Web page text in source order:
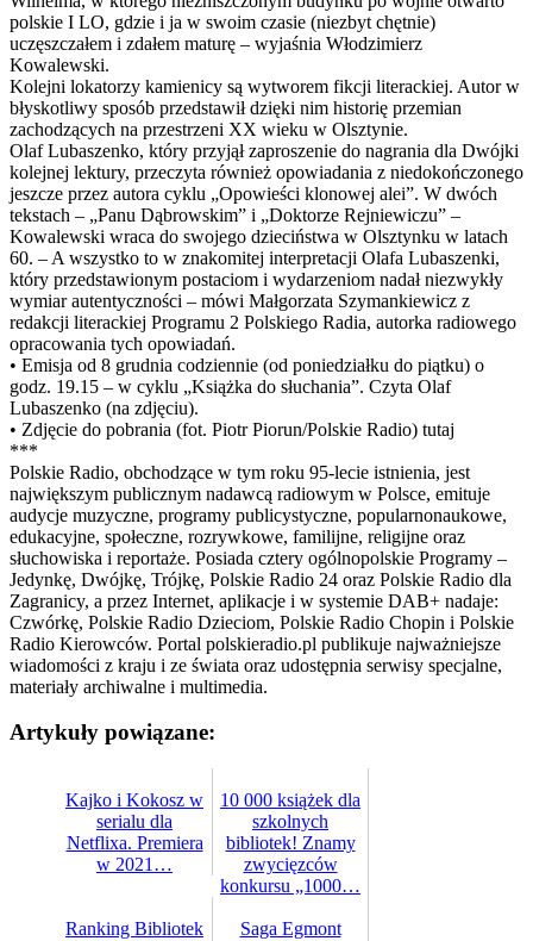
polskie I LO, gdzie i ja w swoim czasie (niezbyt chętnie)
uczęszczałem i zdałem maturę – wyjaśnia Włodzimierz
Kowalewski.
Kolejni lokatorzy kamienicy są wytworem fikcji literackiej. Autor w
błyskotliwy sposób przedstawił dzięki nim historię przemian
zachodzących na przestrzeni XX wieku w Olsztynie.
Olaf Lubaszenko, który przyjął zaproszenie do nagrania dla Dwójki
kolejnej lektury, przeczyta również opowiadania z niedokończonego
jeszcze przez autora cyklu „Opowieści klonowej alei”. W dwóch
tekstach – „Panu Dąbrowskim” i „Doktorze Rejniewiczu” –
Kowalewski wraca do swojego dzieciństwa w Olsztynku w latach
60. – A wszystko to w znakomitej interpretacji Olafa Lubaszenki,
który przedstawionym postaciom i wydarzeniom nadał niezwykły
wymiar autentyczności – mówi Małgorzata Szymankiewicz z
redakcji literackiej Programu 2 Polskiego Radia, autorka radiowego
opracowania tych opowiadań.
• Emisja od 8 grudnia codziennie (od poniedziałku do piątku) o
godz. 19.15 – w cyklu „Książka do słuchania”. Czyta Olaf
Lubaszenko (na zdjęciu).
• Zdjęcie do pobrania (fot. Piotr Piorun/Polskie Radio) tutaj
***
Polskie Radio, obchodzące w tym roku 95-lecie istnienia, jest
największym publicznym nadawcą radiowym w Polsce, emituje
audycje muzyczne, programy publicystyczne, popularnonaukowe,
edukacyjne, społeczne, rozrywkowe, familijne, religijne oraz
słuchowiska i reportaże. Posiada cztery ogólnopolskie Programy –
Jedynkę, Dwójkę, Trójkę, Polskie Radio 24 oraz Polskie Radio dla
Zagranicy, a przez Internet, aplikacje i w systemie DAB+ nadaje:
Czwórkę, Polskie Radio Dzieciom, Polskie Radio Chopin i Polskie
Radio Kierowców. Portal polskieradio.pl publikuje najważniejsze
wiadomości z kraju i ze świata oraz udostępnia serwisy specjalne,
materiały archiwalne i multimedia.
Artykuły powiązane:
Kajko i Kokosz w
serialu dla
Netflixa. Premiera
w 2021…
10 000 książek dla
szkolnych
bibliotek! Znamy
zwycięzców
konkursu „1000…
Ranking Bibliotek
Saga Egmont